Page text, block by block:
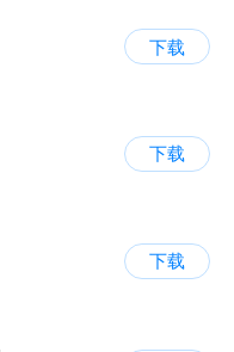
下载
下载
下载